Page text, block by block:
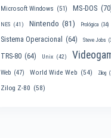
Microsoft Windows (51) MS-DOS
NES (41) Nintendo (81) Prológica (34)
Sistema Operacional (64) Steve Jobs
TRS-80 (64) Unix (42)
Web (47) World Wide Web (54) Zilog
Zilog Z-80 (58)